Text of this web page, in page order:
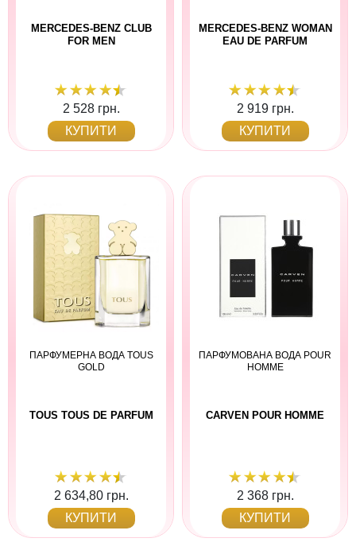
MERCEDES-BENZ CLUB
FOR MEN
2 528 грн.
КУПИТИ
MERCEDES-BENZ WOMAN
EAU DE PARFUM
2 919 грн.
КУПИТИ
ПАРФУМЕРНА ВОДА TOUS
GOLD
TOUS TOUS DE PARFUM
2 634,80 грн.
КУПИТИ
ПАРФУМОВАНА ВОДА POUR
HOMME
CARVEN POUR HOMME
2 368 грн.
КУПИТИ